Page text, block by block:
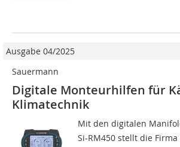
Ausgabe 04/2025
Sauermann
Digitale Monteurhilfen für
Klimatechnik
Mit den digitalen
Si-RM450 stellt die